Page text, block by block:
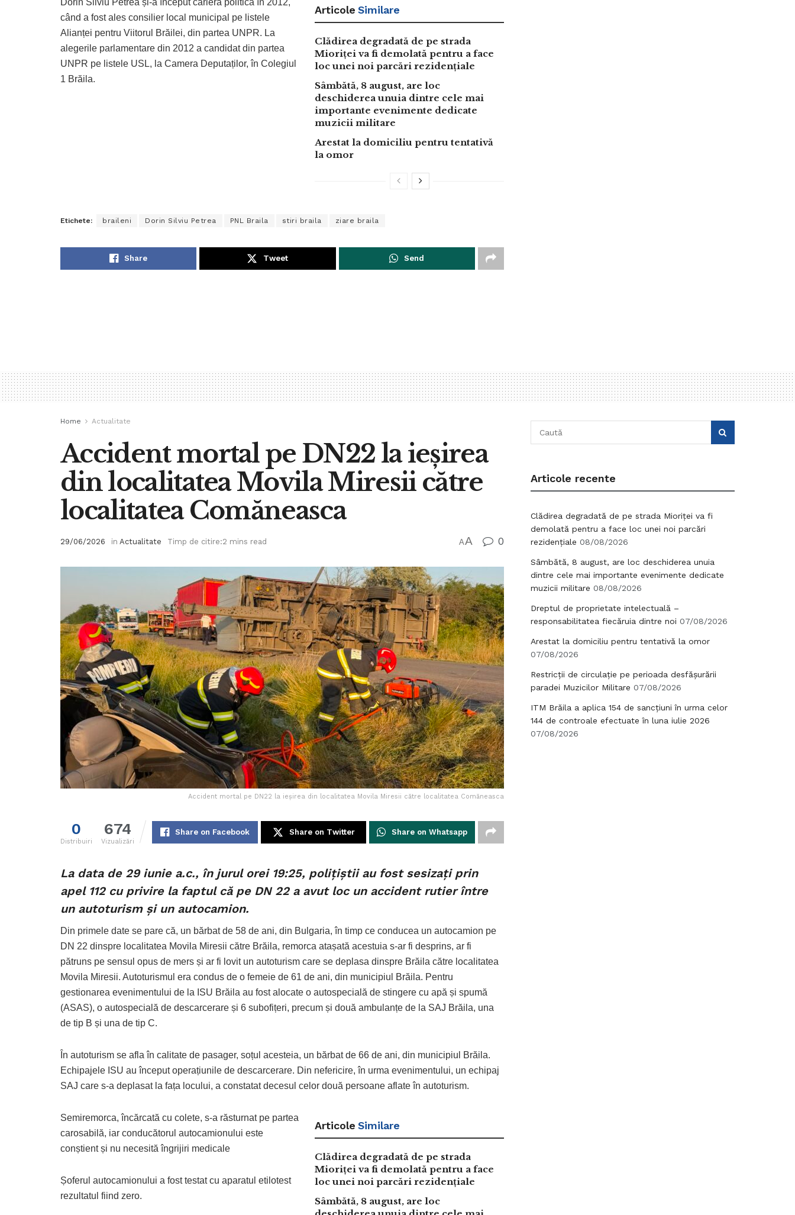
Articole Similare
Clădirea degradată de pe strada
Mioriței va fi demolată pentru a face
loc unei noi parcări rezidențiale
Sâmbătă, 8 august, are loc
deschiderea unuia dintre cele mai
importante evenimente dedicate
muzicii militare
Arestat la domiciliu pentru tentativă
la omor
când a fost ales consilier local municipal pe listele
Alianței pentru Viitorul Brăilei, din partea UNPR. La
alegerile parlamentare din 2012 a candidat din partea
UNPR pe listele USL, la Camera Deputaților, în Colegiul
1 Brăila.
Etichete: braileni Dorin Silviu Petrea PNL Braila stiri braila ziare braila
Share Tweet Send
Home Actualitate
Accident mortal pe DN22 la ieșirea
din localitatea Movila Miresii către
localitatea Comăneasca
29/06/2026 in Actualitate Timp de citire:2 mins read AA 0
Accident mortal pe DN22 la ieșirea din localitatea Movila Miresii către localitatea Comăneasca
0
Distribuiri
674
Vizualizări
Share on Facebook Share on Twitter Share on Whatsapp
La data de 29 iunie a.c., în jurul orei 19:25, polițiștii au fost sesizați prin
apel 112 cu privire la faptul că pe DN 22 a avut loc un accident rutier între
un autoturism și un autocamion.
Din primele date se pare că, un bărbat de 58 de ani, din Bulgaria, în timp ce conducea un autocamion pe
DN 22 dinspre localitatea Movila Miresii către Brăila, remorca atașată acestuia s-ar fi desprins, ar fi
pătruns pe sensul opus de mers și ar fi lovit un autoturism care se deplasa dinspre Brăila către localitatea
Movila Miresii. Autoturismul era condus de o femeie de 61 de ani, din municipiul Brăila. Pentru
gestionarea evenimentului de la ISU Brăila au fost alocate o autospecială de stingere cu apă și spumă
(ASAS), o autospecială de descarcerare și 6 subofițeri, precum și două ambulanțe de la SAJ Brăila, una
de tip B și una de tip C.
În autoturism se afla în calitate de pasager, soțul acesteia, un bărbat de 66 de ani, din municipiul Brăila.
Echipajele ISU au început operațiunile de descarcerare. Din nefericire, în urma evenimentului, un echipaj
SAJ care s-a deplasat la fața locului, a constatat decesul celor două persoane aflate în autoturism.
Articole Similare
Clădirea degradată de pe strada
Mioriței va fi demolată pentru a face
loc unei noi parcări rezidențiale
Sâmbătă, 8 august, are loc
Semiremorca, încărcată cu colete, s-a răsturnat pe partea
carosabilă, iar conducătorul autocamionului este
conștient și nu necesită îngrijiri medicale
Șoferul autocamionului a fost testat cu aparatul etilotest
rezultatul fiind zero.
Articole recente
Clădirea degradată de pe strada Mioriței va fi
demolată pentru a face loc unei noi parcări
rezidențiale 08/08/2026
Sâmbătă, 8 august, are loc deschiderea unuia
dintre cele mai importante evenimente dedicate
muzicii militare 08/08/2026
Dreptul de proprietate intelectuală –
responsabilitatea fiecăruia dintre noi 07/08/2026
Arestat la domiciliu pentru tentativă la omor
07/08/2026
Restricții de circulație pe perioada desfășurării
paradei Muzicilor Militare 07/08/2026
ITM Brăila a aplica 154 de sancțiuni în urma celor
144 de controale efectuate în luna iulie 2026
07/08/2026